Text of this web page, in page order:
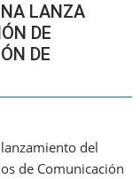
LANZA
DE
DE
del
de Comunicación